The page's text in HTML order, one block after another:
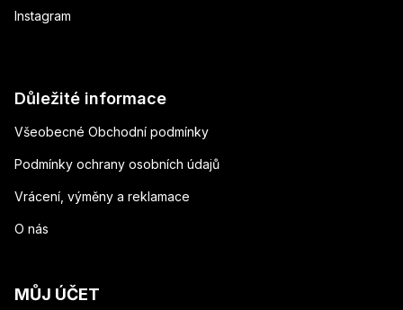
Instagram
Důležité informace
Všeobecné Obchodní podmínky
Podmínky ochrany osobních údajů
Vrácení, výměny a reklamace
O nás
MŮJ ÚČET